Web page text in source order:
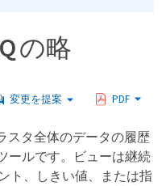
の略
変更を提案 PDF
スタ全体のデータの履歴
ールです。ビューは継続
ト、しきい値、または指